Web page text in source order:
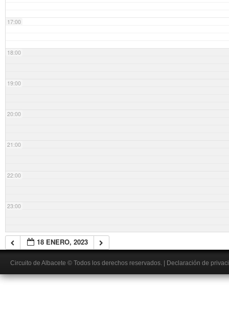
17:00
18:00
19:00
20:00
21:00
22:00
23:00
18 ENERO, 2023
Circuito de Albacete © Todos los derechos reservados. Declaración de